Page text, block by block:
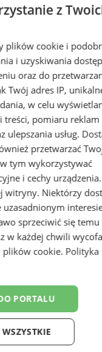
2026 na
trenowało z
z
plików cookie i
i uzyskiwania
oraz do
Twój adres IP,
w celu
treści, pomiaru reklam
ulepszania usług.
przetwarzać
tym wykorzystywać
i cechy
witryny. Niektórzy
sprzeciwić się temu
w każdej chwili
plików cookie. Polityka
PORTALU